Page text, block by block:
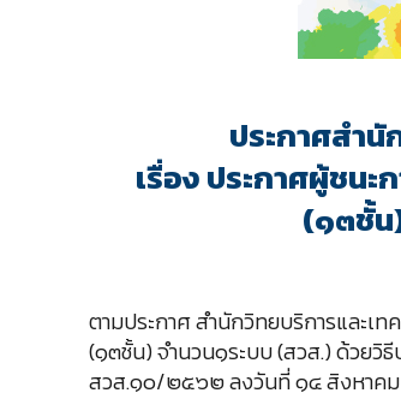
ประกาศสำ
เรื่อง ประกาศผู้ชนะ
(๑๓ชั้น
ตามประกาศ สำนักวิทยบริการและเ
(๑๓ชั้น) จำนวน๑ระบบ (สวส.) ด้วยวิ
สวส.๑๐/๒๕๖๒ ลงวันที่ ๑๔ สิงหาค